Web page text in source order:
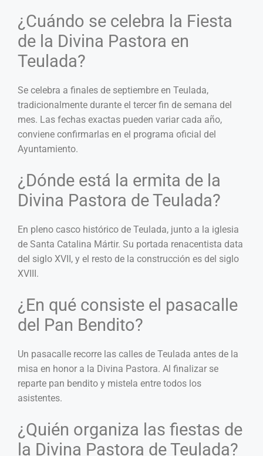
¿Cuándo se celebra la Fiesta
de la Divina Pastora en
Teulada?
Se celebra a finales de septiembre en Teulada,
tradicionalmente durante el tercer fin de semana del
mes. Las fechas exactas pueden variar cada año,
conviene confirmarlas en el programa oficial del
Ayuntamiento.
¿Dónde está la ermita de la
Divina Pastora de Teulada?
En pleno casco histórico de Teulada, junto a la iglesia
de Santa Catalina Mártir. Su portada renacentista data
del siglo XVII, y el resto de la construcción es del siglo
XVIII.
¿En qué consiste el pasacalle
del Pan Bendito?
Un pasacalle recorre las calles de Teulada antes de la
misa en honor a la Divina Pastora. Al finalizar se
reparte pan bendito y mistela entre todos los
asistentes.
¿Quién organiza las fiestas de
la Divina Pastora de Teulada?